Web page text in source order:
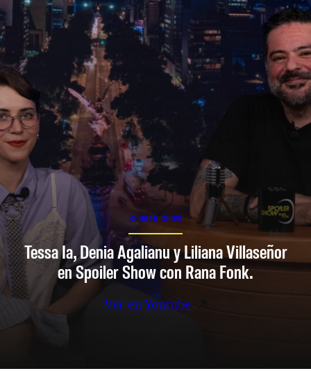
SPOILER SHOW
Tessa Ia, Denia Agalianu y Liliana Villaseñor
en Spoiler Show con Rana Fonk.
Ver en Youtube